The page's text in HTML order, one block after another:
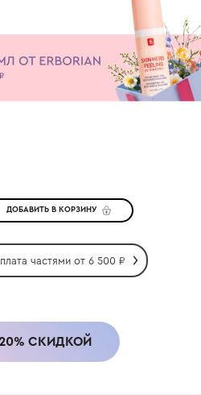
ДОБАВИТЬ В КОРЗИНУ
частями от 6 500 ₽
СКИДКОЙ